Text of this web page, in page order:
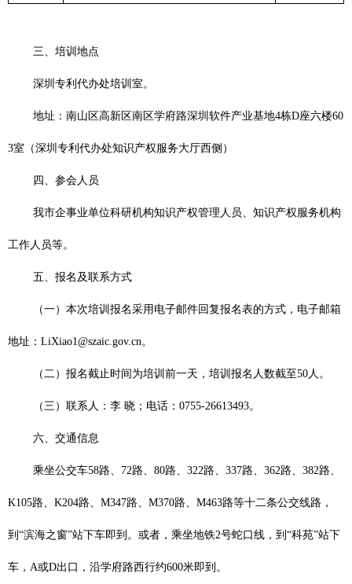
三、培训地点
深圳专利代办处培训室。
地址：南山区高新区南区学府路深圳软件产业基地4栋D座六楼60
3室（深圳专利代办处知识产权服务大厅西侧）
四、参会人员
我市企事业单位科研机构知识产权管理人员、知识产权服务机构
工作人员等。
五、报名及联系方式
（一）本次培训报名采用电子邮件回复报名表的方式，电子邮箱
地址： LiXiao1@szaic.gov.cn。
（二）报名截止时间为培训前一天，培训报名人数截至50人。
（三）联系人：李 晓；电话： 0755-26613493。
六、交通信息
乘坐公交车58路、 72路、 80路、 322路、 337路、 362路、 382路、
K105路、 K204路、 M347路、 M370路、 M463路等十二条公交线路，
到“滨海之窗”站下车即到。或者，乘坐地铁2号蛇口线，到“科苑”站下
车， A或D出口，沿学府路西行约600米即到。